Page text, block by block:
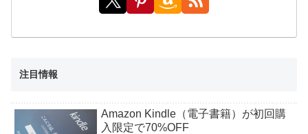
注目情報
Amazon Kindle（電子書籍）が初回購
入限定で70%OFF